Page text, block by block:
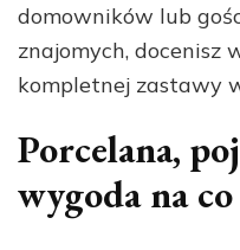
domowników lub
znajomych, docenisz
kompletnej zastawy
Porcelana,
wygoda na